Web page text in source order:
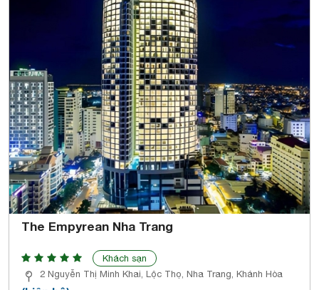
The Empyrean Nha Trang
Khách sạn
2 Nguyễn Thị Minh Khai, Lộc Thọ, Nha Trang, Khánh Hòa